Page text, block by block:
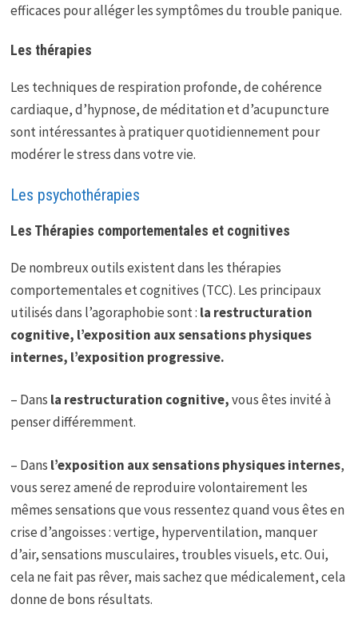
efficaces pour alléger les symptômes du trouble panique.
Les thérapies
Les techniques de respiration profonde, de cohérence
cardiaque, d’hypnose, de méditation et d’acupuncture
sont intéressantes à pratiquer quotidiennement pour
modérer le stress dans votre vie.
Les psychothérapies
Les Thérapies comportementales et cognitives
De nombreux outils existent dans les thérapies
comportementales et cognitives (TCC). Les principaux
utilisés dans l’agoraphobie sont : la restructuration
cognitive, l’exposition aux sensations physiques
internes, l’exposition progressive.
– Dans la restructuration cognitive,vous êtes invité à
penser différemment.
– Dans l’exposition aux sensations physiques internes,
vous serez amené de reproduire volontairement les
mêmes sensations que vous ressentez quand vous êtes en
crise d’angoisses : vertige, hyperventilation, manquer
d’air, sensations musculaires, troubles visuels, etc. Oui,
cela ne fait pas rêver, mais sachez que médicalement, cela
donne de bons résultats.